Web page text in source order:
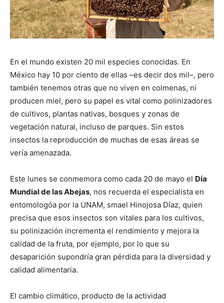
En el mundo existen 20 mil especies conocidas. En
México hay 10 por ciento de ellas –es decir dos mil–, pero
también tenemos otras que no viven en colmenas, ni
producen miel, pero su papel es vital como polinizadores
de cultivos, plantas nativas, bosques y zonas de
vegetación natural, incluso de parques. Sin estos
insectos la reproducción de muchas de esas áreas se
vería amenazada.
Este lunes se conmemora como cada 20 de mayo el Día
Mundial de las Abejas, nos recuerda el especialista en
entomologóa por la UNAM, smael Hinojosa Díaz, quien
precisa que esos insectos son vitales para los cultivos,
su polinización incrementa el rendimiento y mejora la
calidad de la fruta, por ejemplo, por lo que su
desaparición supondría gran pérdida para la diversidad y
calidad alimentaria.
El cambio climático, producto de la actividad